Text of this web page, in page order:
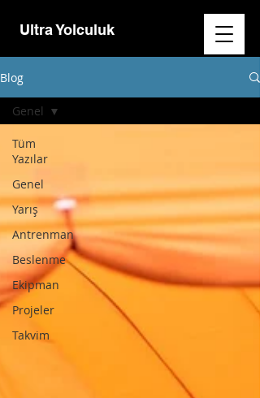
Ultra Yolculuk
Blog
Tüm
Yazılar
Genel
Yarış
Antrenman
Beslenme
Ekipman
Projeler
Takvim
Genel